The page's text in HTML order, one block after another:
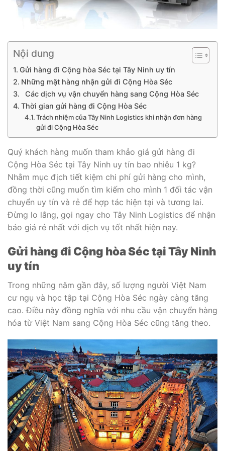
Nội dung
Gửi hàng đi Cộng hòa Séc tại Tây Ninh uy tín
Những mặt hàng nhận gửi đi Cộng Hòa Séc
Các dịch vụ vận chuyển hàng sang Cộng Hòa Séc
Thời gian gửi hàng đi Cộng Hòa Séc
Trách nhiệm của Tây Ninh Logistics khi nhận đơn hàng
gửi đi Cộng Hòa Séc
Quý khách hàng muốn tham khảo giá gửi hàng đi
Cộng Hòa Séc tại Tây Ninh uy tín bao nhiêu 1 kg?
Nhằm mục địch tiết kiệm chi phí gửi hàng cho mình,
đồng thời cũng muốn tìm kiếm cho mình 1 đối tác vận
chuyển uy tín và rẻ để hợp tác hiện tại và tương lai.
Đừng lo lắng, gọi ngay cho Tây Ninh Logistics để nhận
báo giá rẻ nhất với dịch vụ tốt nhất hiện nay.
Gửi hàng đi Cộng hòa Séc tại Tây Ninh
uy tín
Trong những năm gần đây, số lượng người Việt Nam
cư ngụ và học tập tại Cộng Hòa Séc ngày càng tăng
cao. Điều này đồng nghĩa với nhu cầu vận chuyển hàng
hóa từ Việt Nam sang Cộng Hòa Séc cũng tăng theo.